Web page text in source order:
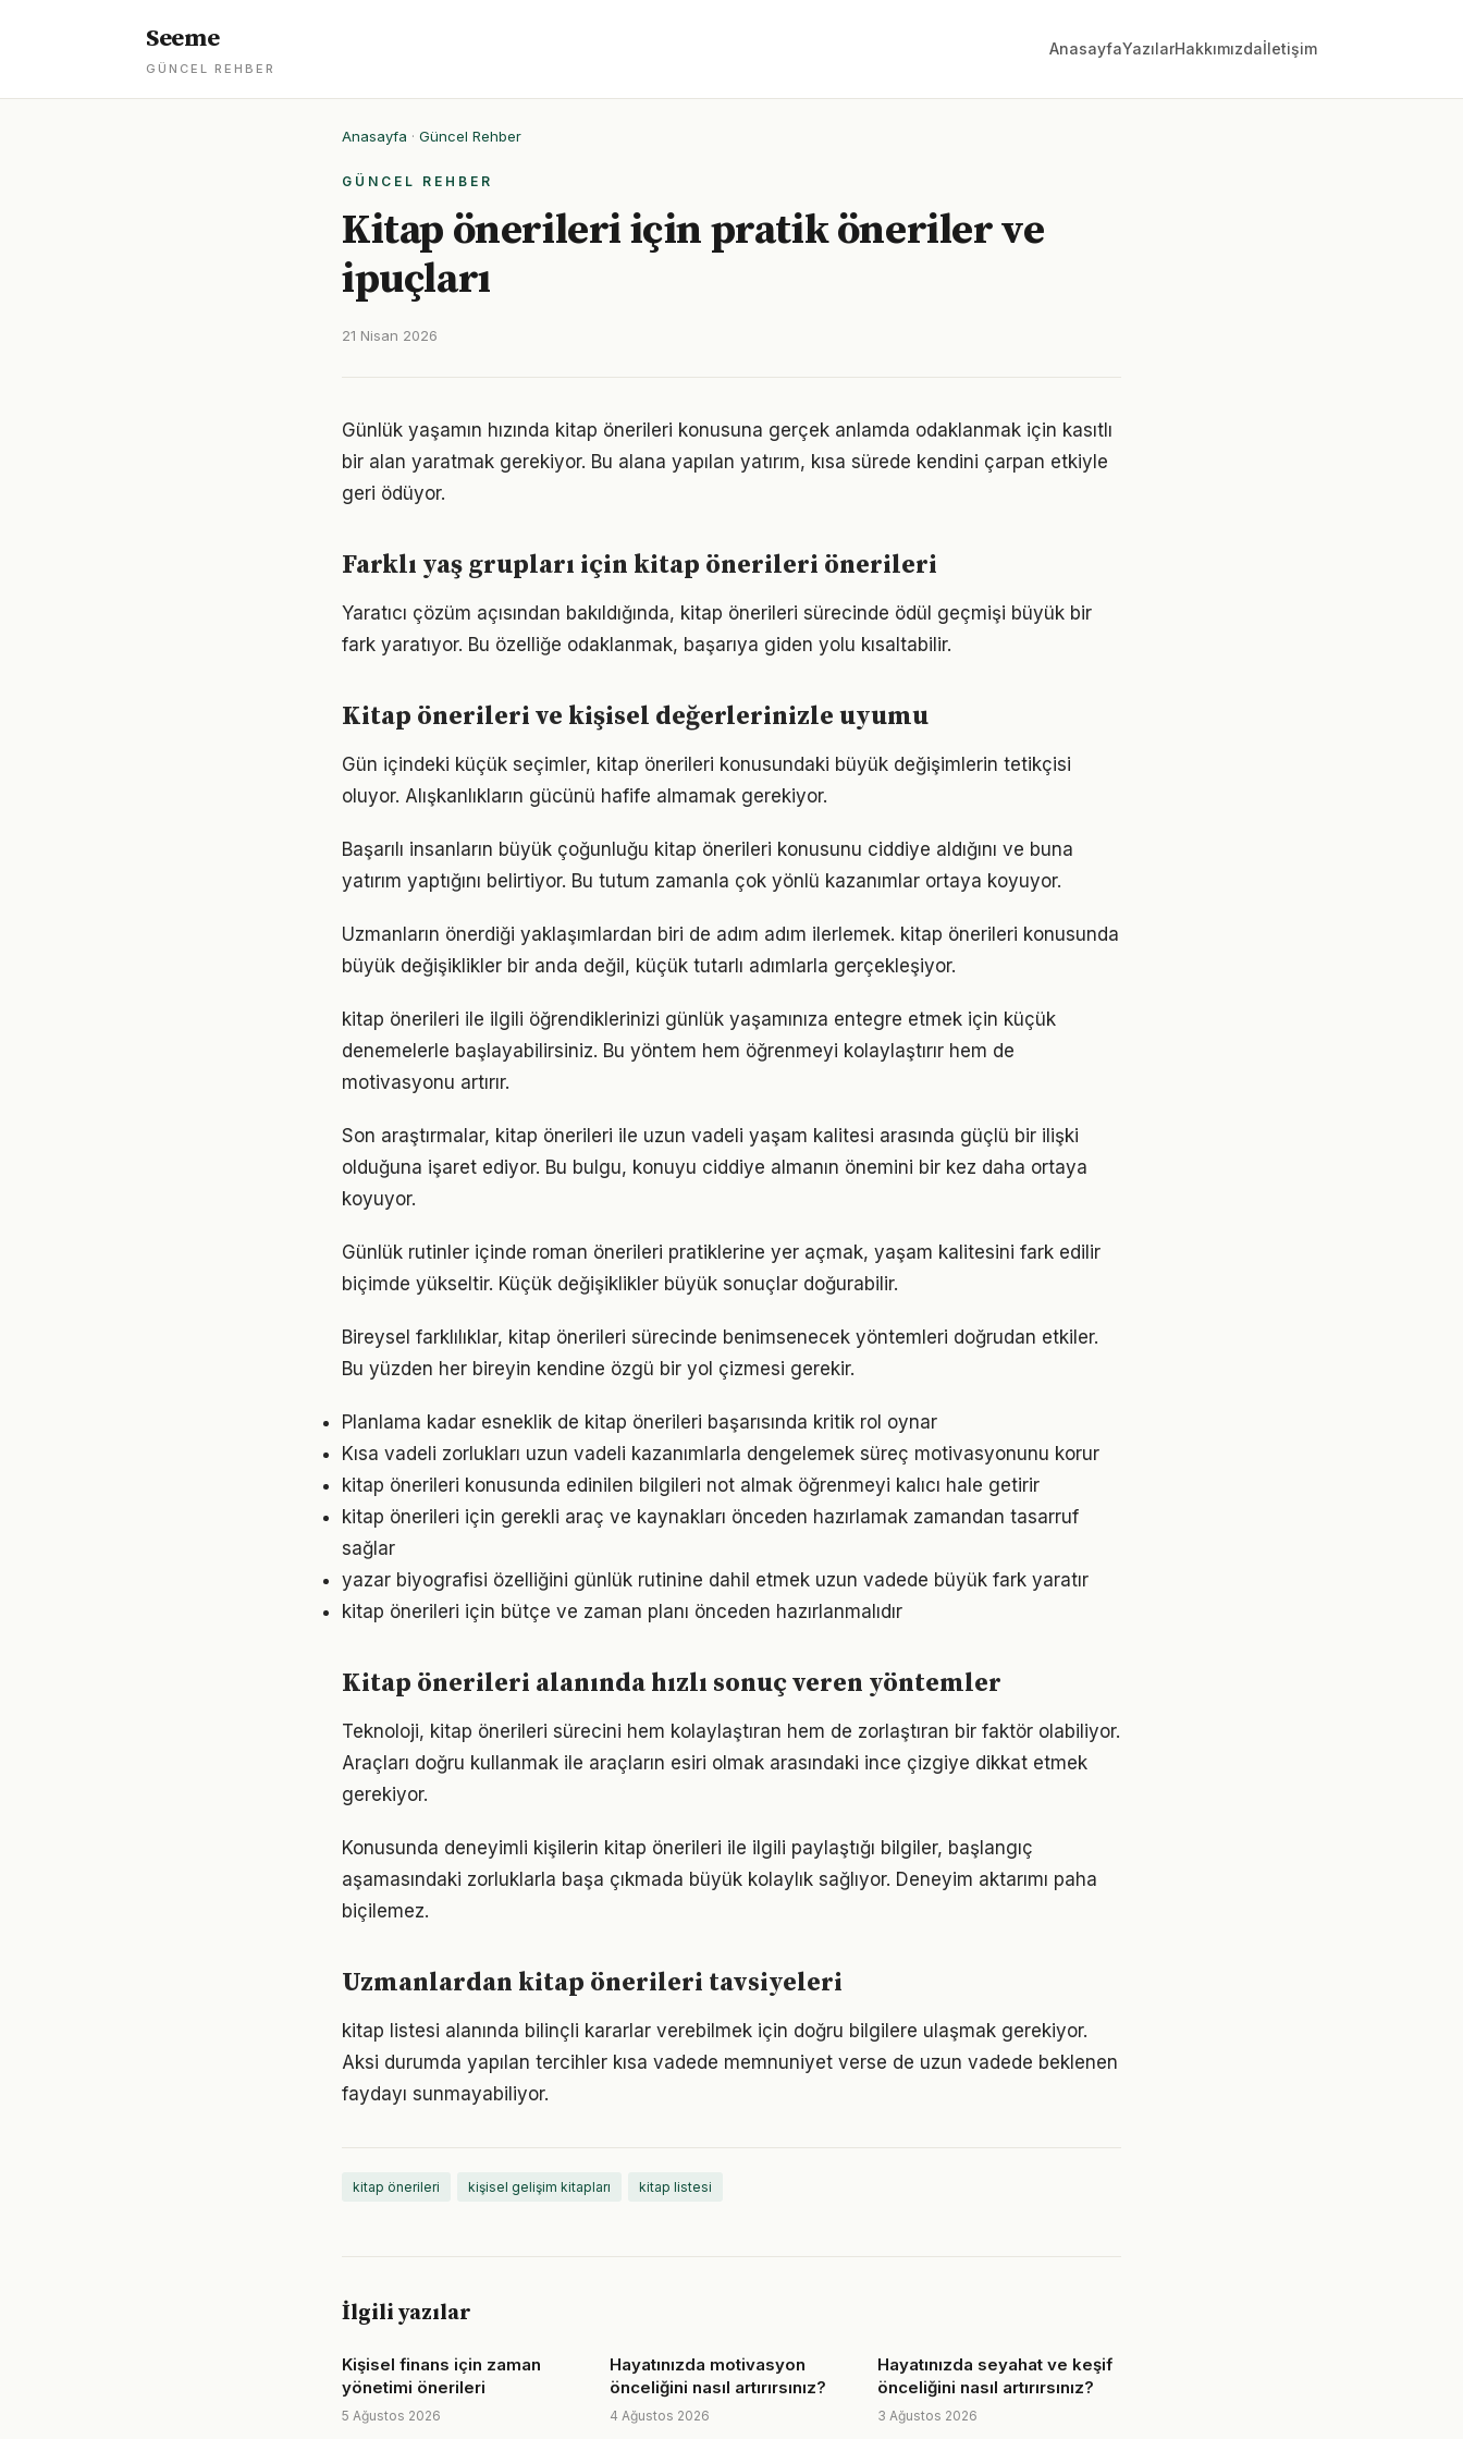
Seeme
GÜNCEL REHBER
AnasayfaYazılarHakkımızdaİletişim
Anasayfa · Güncel Rehber
GÜNCEL REHBER
Kitap önerileri için pratik öneriler ve
ipuçları
21 Nisan 2026
Günlük yaşamın hızında kitap önerileri konusuna gerçek anlamda odaklanmak için kasıtlı
bir alan yaratmak gerekiyor. Bu alana yapılan yatırım, kısa sürede kendini çarpan etkiyle
geri ödüyor.
Farklı yaş grupları için kitap önerileri önerileri
Yaratıcı çözüm açısından bakıldığında, kitap önerileri sürecinde ödül geçmişi büyük bir
fark yaratıyor. Bu özelliğe odaklanmak, başarıya giden yolu kısaltabilir.
Kitap önerileri ve kişisel değerlerinizle uyumu
Gün içindeki küçük seçimler, kitap önerileri konusundaki büyük değişimlerin tetikçisi
oluyor. Alışkanlıkların gücünü hafife almamak gerekiyor.
Başarılı insanların büyük çoğunluğu kitap önerileri konusunu ciddiye aldığını ve buna
yatırım yaptığını belirtiyor. Bu tutum zamanla çok yönlü kazanımlar ortaya koyuyor.
Uzmanların önerdiği yaklaşımlardan biri de adım adım ilerlemek. kitap önerileri konusunda
büyük değişiklikler bir anda değil, küçük tutarlı adımlarla gerçekleşiyor.
kitap önerileri ile ilgili öğrendiklerinizi günlük yaşamınıza entegre etmek için küçük
denemelerle başlayabilirsiniz. Bu yöntem hem öğrenmeyi kolaylaştırır hem de
motivasyonu artırır.
Son araştırmalar, kitap önerileri ile uzun vadeli yaşam kalitesi arasında güçlü bir ilişki
olduğuna işaret ediyor. Bu bulgu, konuyu ciddiye almanın önemini bir kez daha ortaya
koyuyor.
Günlük rutinler içinde roman önerileri pratiklerine yer açmak, yaşam kalitesini fark edilir
biçimde yükseltir. Küçük değişiklikler büyük sonuçlar doğurabilir.
Bireysel farklılıklar, kitap önerileri sürecinde benimsenecek yöntemleri doğrudan etkiler.
Bu yüzden her bireyin kendine özgü bir yol çizmesi gerekir.
Planlama kadar esneklik de kitap önerileri başarısında kritik rol oynar
Kısa vadeli zorlukları uzun vadeli kazanımlarla dengelemek süreç motivasyonunu korur
kitap önerileri konusunda edinilen bilgileri not almak öğrenmeyi kalıcı hale getirir
kitap önerileri için gerekli araç ve kaynakları önceden hazırlamak zamandan tasarruf
sağlar
yazar biyografisi özelliğini günlük rutinine dahil etmek uzun vadede büyük fark yaratır
kitap önerileri için bütçe ve zaman planı önceden hazırlanmalıdır
Kitap önerileri alanında hızlı sonuç veren yöntemler
Teknoloji, kitap önerileri sürecini hem kolaylaştıran hem de zorlaştıran bir faktör olabiliyor.
Araçları doğru kullanmak ile araçların esiri olmak arasındaki ince çizgiye dikkat etmek
gerekiyor.
Konusunda deneyimli kişilerin kitap önerileri ile ilgili paylaştığı bilgiler, başlangıç
aşamasındaki zorluklarla başa çıkmada büyük kolaylık sağlıyor. Deneyim aktarımı paha
biçilemez.
Uzmanlardan kitap önerileri tavsiyeleri
kitap listesi alanında bilinçli kararlar verebilmek için doğru bilgilere ulaşmak gerekiyor.
Aksi durumda yapılan tercihler kısa vadede memnuniyet verse de uzun vadede beklenen
faydayı sunmayabiliyor.
kitap önerileri kişisel gelişim kitapları kitap listesi
İlgili yazılar
Kişisel finans için zaman
yönetimi önerileri
5 Ağustos 2026
Hayatınızda motivasyon
önceliğini nasıl artırırsınız?
4 Ağustos 2026
Hayatınızda seyahat ve keşif
önceliğini nasıl artırırsınız?
3 Ağustos 2026